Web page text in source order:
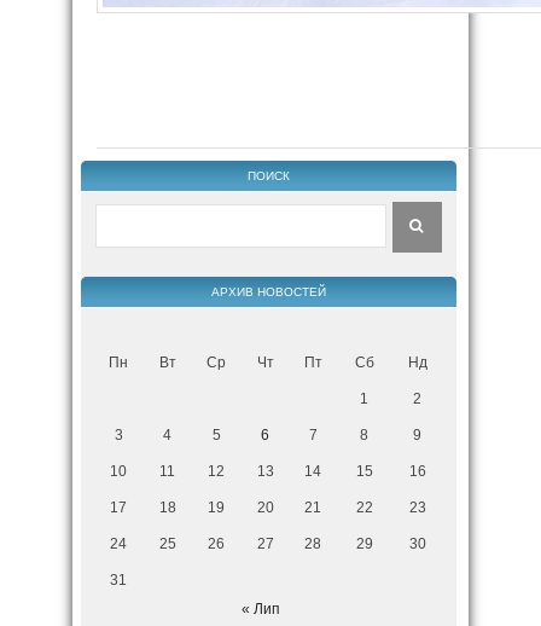
ПОИСК
АРХИВ НОВОСТЕЙ
Пн Вт Ср Чт Пт Сб Нд
1 2
3 4 5 6 7 8 9
10 11 12 13 14 15 16
17 18 19 20 21 22 23
24 25 26 27 28 29 30
31
« Лип